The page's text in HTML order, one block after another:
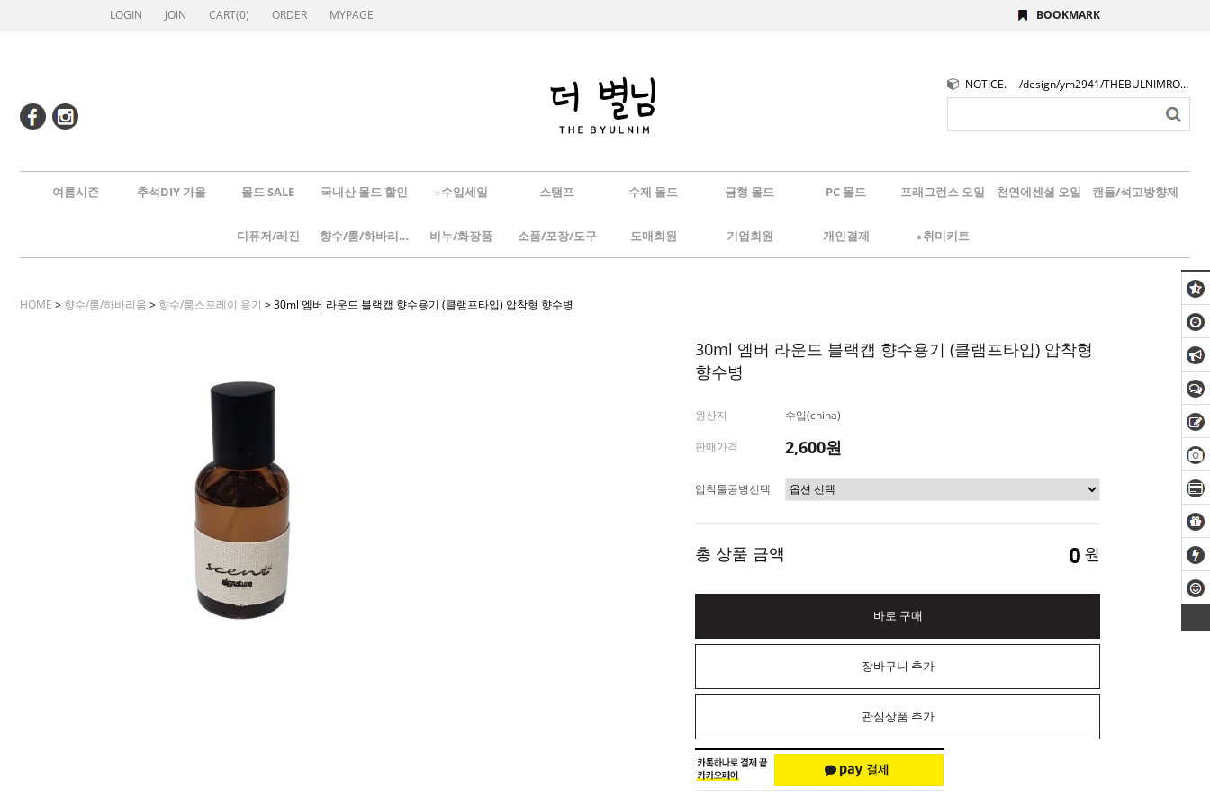
LOGIN JOIN CART(0) ORDER MYPAGE BOOKMARK
NOTICE. /design/ym2941/THEBULNIMROGO.png
여름시즌 추석DIY 가을 몰드 SALE 국내산 몰드 할인 ☆수입세일 스탬프 수제 몰드 금형 몰드 PC 몰드 프래그런스 오일 천연에센셜 오일 캔들/석고방향제
디퓨저/레진 향수/룸/하바리움 비누/화장품 소품/포장/도구 도매회원 기업회원 개인결제 ★취미키트
HOME > 향수/룸/하바리움 > 향수/룸스프레이 용기 > 30ml 엠버 라운드 블랙캡 향수용기 (클램프타입) 압착형 향수병
30ml 엠버 라운드 블랙캡 향수용기 (클램프타입) 압착형
향수병
원산지 수입(china)
판매가격 2,600원
압착툴공병선택
총 상품 금액 0 원
바로 구매
장바구니 추가
관심상품 추가